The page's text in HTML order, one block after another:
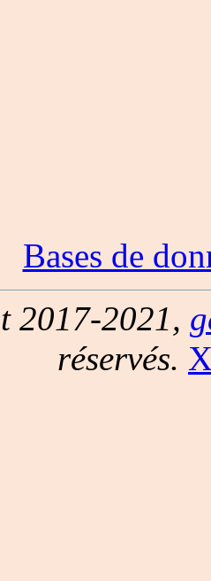
Bases de
2017-2021,
réservés.